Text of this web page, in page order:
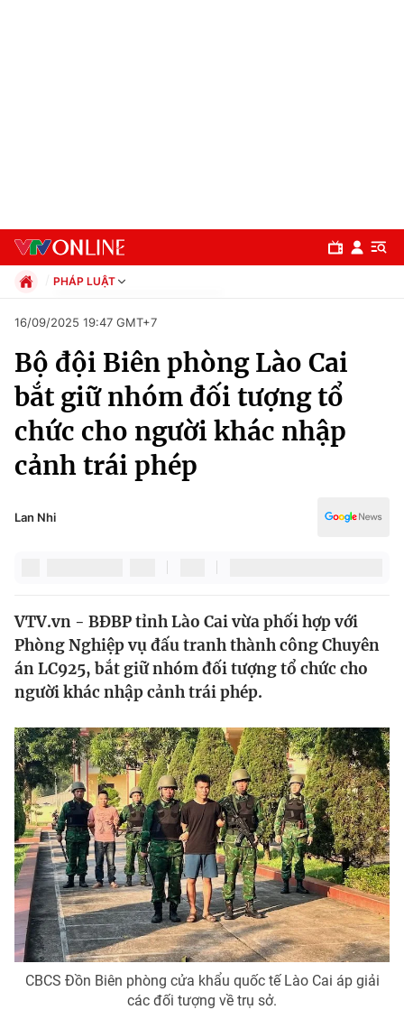
Chuyên mục
Chính trị
Xã hội
Pháp luật
Thế giới
Tin tức
Thế giới đó đây
Câu chuyện quốc tế
Kinh tế
Thị trường
Góc doanh nghiệp
Dữ liệu và đời sống
Truyền hình
Phim VTV
Hậu trường
Nhân vật
Khán giả
Giải sao mai
Giải trí
Điện ảnh
Âm nhạc
Sao
Đời sống
Du lịch
Làm đẹp
Chất lượng cuộc sống
Giáo dục
Tuyển sinh
Công nghệ
PHÁP LUẬT
Xã hội
Pháp luật
Kinh tế
Thể thao
Truyền hình
Văn hóa - Giải trí
Y tế
16/09/2025 19:47 GMT+7
Bộ đội Biên phòng Lào Cai
bắt giữ nhóm đối tượng tổ
chức cho người khác nhập
cảnh trái phép
Lan Nhi
VTV.vn - BĐBP tỉnh Lào Cai vừa phối hợp với
Phòng Nghiệp vụ đấu tranh thành công Chuyên
án LC925, bắt giữ nhóm đối tượng tổ chức cho
người khác nhập cảnh trái phép.
CBCS Đồn Biên phòng cửa khẩu quốc tế Lào Cai áp giải
các đối tượng về trụ sở.